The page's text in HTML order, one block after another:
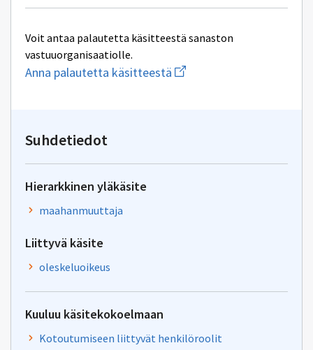
Voit antaa palautetta käsitteestä sanaston
vastuuorganisaatiolle.
Anna palautetta käsitteestä Aloita
uuden
Suhdetiedot
Hierarkkinen yläkäsite
maahanmuuttaja
Liittyvä käsite
oleskeluoikeus
Kuuluu käsitekokoelmaan
Kotoutumiseen liittyvät henkilöroolit